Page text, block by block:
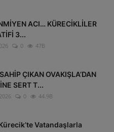
ACI… KÜRECİKLİLER
3...
0 47B
ÇIKAN OVAKIŞLA’DAN
SERT T...
0 44.9B
Vatandaşlarla